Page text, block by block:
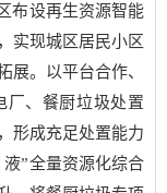
布设再生资源智能
实现城区居民小区
展。以平台合作、
厂、餐厨垃圾处置
形成充足处置能力
”全量资源化综合